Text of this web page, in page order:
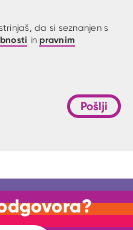
da si seznanjen s
in pravnim
Pošlji